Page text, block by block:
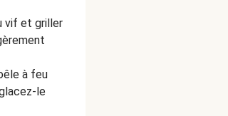
vif et griller
à feu
le